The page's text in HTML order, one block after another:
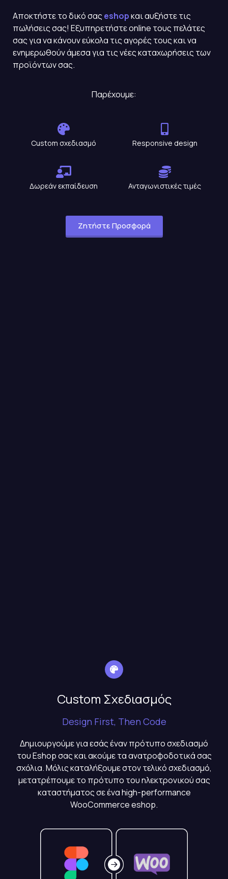
Αποκτήστε το δικό σας eshopκαι αυξήστε τις
πωλήσεις σας! Εξυπηρετήστε online τους πελάτες
σας για να κάνουν εύκολα τις αγορές τους και να
ενημερωθούν άμεσα για τις νέες καταχωρήσεις των
προϊόντων σας.
Παρέχουμε:
Custom σχεδιασμό Responsive design
Δωρεάν εκπαίδευση Ανταγωνιστικές τιμές
Ζητήστε Προσφορά
Custom Σχεδιασμός
Design First, Then Code
Δημιουργούμε για εσάς έναν πρότυπο σχεδιασμό
του Eshop σας και ακούμε τα ανατροφοδοτικά σας
σχόλια. Μόλις καταλήξουμε στον τελικό σχεδιασμό,
μετατρέπουμε το πρότυπο του ηλεκτρονικού σας
καταστήματος σε ένα high-performance
WooCommerce eshop.